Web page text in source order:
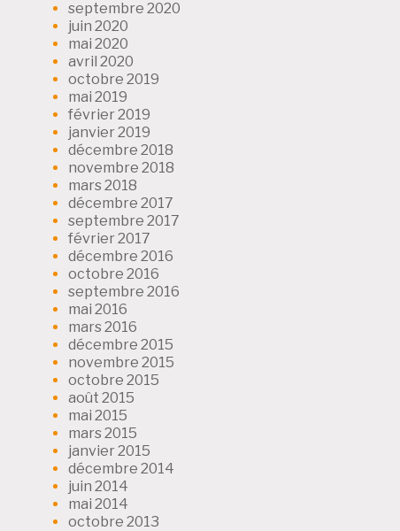
septembre 2020
juin 2020
mai 2020
avril 2020
octobre 2019
mai 2019
février 2019
janvier 2019
décembre 2018
novembre 2018
mars 2018
décembre 2017
septembre 2017
février 2017
décembre 2016
octobre 2016
septembre 2016
mai 2016
mars 2016
décembre 2015
novembre 2015
octobre 2015
août 2015
mai 2015
mars 2015
janvier 2015
décembre 2014
juin 2014
mai 2014
octobre 2013